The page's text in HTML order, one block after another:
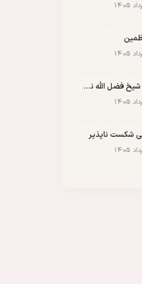
شهادت آیت الله شیخ فضل الله نوری
شکست ناپذیر